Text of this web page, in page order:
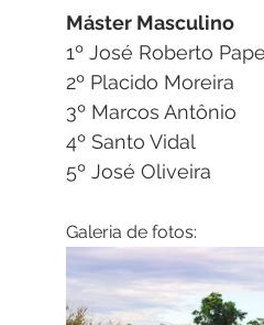
Máster Masculino
1º José Roberto
2º Placido Moreira
3º Marcos Antônio
4º Santo Vidal
5º José Oliveira
Galeria de fotos: